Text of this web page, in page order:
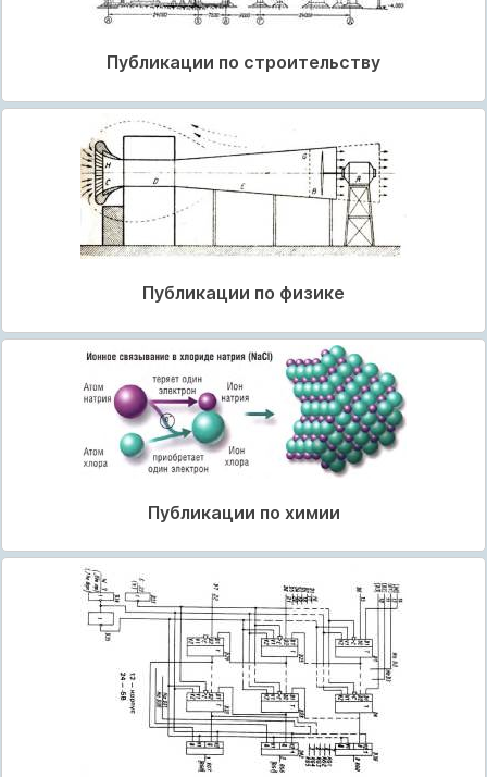
Публикации по строительству
Публикации по физике
Публикации по химии